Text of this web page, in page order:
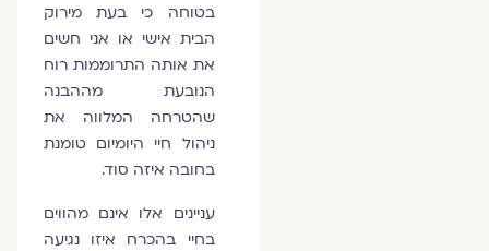
בטוחה כי בעת מירוק
הבית אישי או אני חשים
את אותה התרוממות רוח
הנובעת מההבנה
שהטרחה המלווה את
ניהול חיי היומיום טומנת
בחובה איזה סוד.
עניינים אלו אינם מהווים
בחיי בהכרח איזו נגיעה